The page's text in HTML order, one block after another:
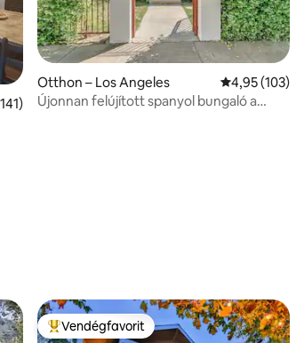
értékelés: 5/4,95, 141 vélemény
Otthon – Los Angeles Átlagos
4,95 (103)
Újonnan felújított spanyol bungaló a
Kiemelt vendégfavorit
Vendégfavorit